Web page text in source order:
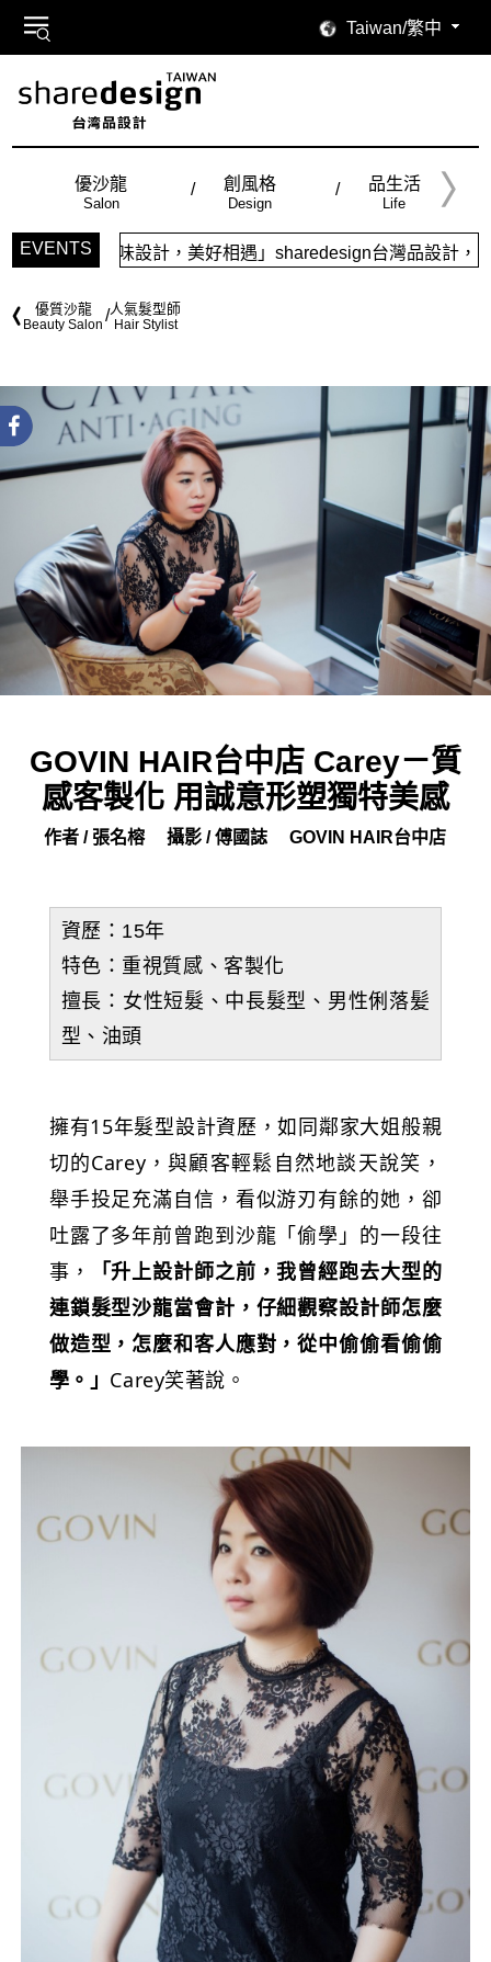
Taiwan/繁中
優沙龍
Salon
創風格
Design
品生活
Life
EVENTS
計，美好相遇」sharedesign台灣品設計，五大特色主題，簡
優質沙龍
Beauty Salon
人氣髮型師
Hair Stylist
GOVIN HAIR台中店 Carey－質
感客製化 用誠意形塑獨特美感
作者 / 張名榕 攝影 / 傅國誌 GOVIN HAIR台中店
資歷：15年
特色：重視質感、客製化
擅長：女性短髮、中長髮型、男性俐落髪
型、油頭
擁有15年髮型設計資歷，如同鄰家大姐般親
切的Carey，與顧客輕鬆自然地談天說笑，
舉手投足充滿自信，看似游刃有餘的她，卻
吐露了多年前曾跑到沙龍「偷學」的一段往
事，
「升上設計師之前，我曾經跑去大型的
連鎖髮型沙龍當會計，仔細觀察設計師怎麼
做造型，怎麼和客人應對，從中偷偷看偷偷
學。」 Carey笑著說。